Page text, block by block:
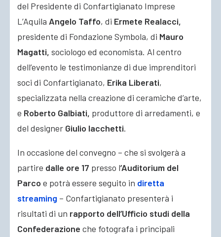
del Presidente di Confartigianato Imprese
L’Aquila Angelo Taffo, di Ermete Realacci,
presidente di Fondazione Symbola, di Mauro
Magatti, sociologo ed economista. Al centro
dell’evento le testimonianze di due imprenditori
soci di Confartigianato, Erika Liberati,
specializzata nella creazione di ceramiche d’arte,
e Roberto Galbiati, produttore di arredamenti, e
del designer Giulio Iacchetti.
In occasione del convegno – che si svolgerà a
partire dalle ore 17 presso l’Auditorium del
Parco e potrà essere seguito in diretta
streaming – Confartigianato presenterà i
risultati di un rapporto dell’Ufficio studi della
Confederazione che fotografa i principali